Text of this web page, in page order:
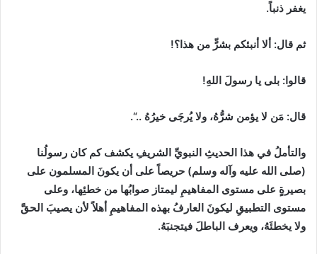
يغفر ذنباً.
ثم قال: ألا أنبئكم بشرٍّ من هذا؟!
قالوا: بلى يا رسولَ اللهِ!
قال: مَن لا يؤمن شرُّهُ، ولا يُرجَى خيرُهُ ..“
.
والتأملُ في هذا الحديثِ النبويِّ الشريفِ يكشف كم كان رسولُنا
(صلى الله عليه وآله وسلم) حريصاً على أن يكونَ المسلمون على
بصيرةٍ على مستوى المفاهيمِ ليمتاز صوابُها من خطئِها، وعلى
مستوى التطبيقِ ليكونَ العارفُ بهذه المفاهيمِ أهلاً لأن يصيبَ الحقَّ
ولا يخطئَهُ، ويعرف الباطلَ فيتجنبَهُ.